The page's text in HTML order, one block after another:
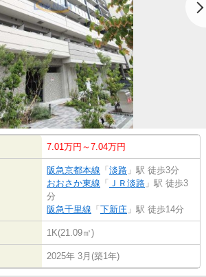
7.01万円～7.04万円
阪急京都本線 「 淡路 」駅 徒歩3分
おおさか東線 「 ＪＲ淡路 」駅 徒歩3
分
阪急千里線 「 下新庄 」駅 徒歩14分
1K(21.09㎡)
2025年 3月(築1年)